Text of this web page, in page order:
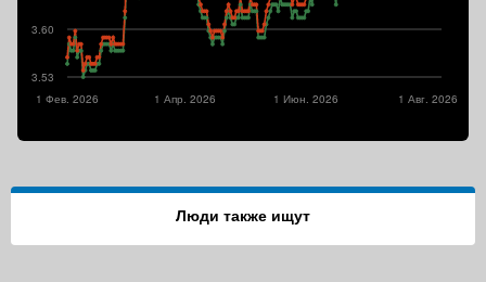
3.53
3.60
1 Авг. 2026
1 Июн. 2026
1 Апр. 2026
1 Фев. 2026
Люди также ищут